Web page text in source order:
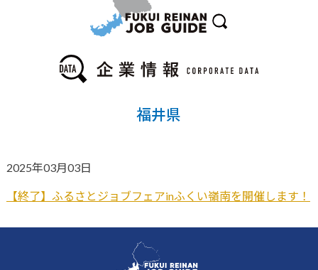
福井県
2025年03月03日
【終了】ふるさとジョブフェアinふくい嶺南を開催します！